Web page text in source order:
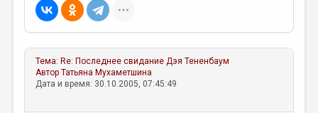
Тема: Re: Последнее свидание Дэя Тененбаум
АвторТатьяна Мухаметшина
Дата и время: 30.10.2005, 07:45:49